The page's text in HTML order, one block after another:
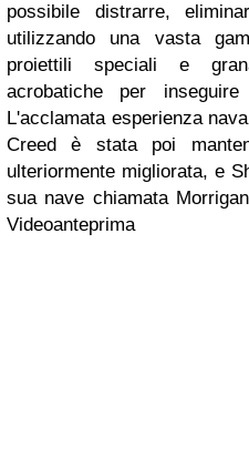
possibile distrarre,
utilizzando una vasta
proiettili speciali e
acrobatiche per
L'acclamata esperienza
Creed è stata poi
ulteriormente migliorata, e
sua nave chiamata Morrigan
Videoanteprima